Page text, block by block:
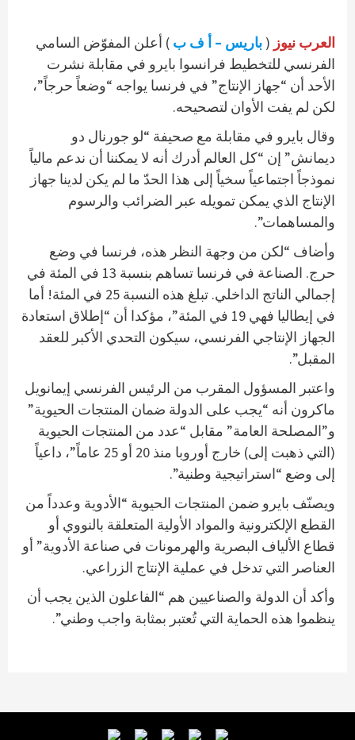
العرب نيوز ( باريس – أ ف ب ) أعلن المفوّض السامي
الفرنسي للتخطيط فرانسوا بايرو في مقابلة نشرت
الأحد أن “جهاز الإنتاج” في فرنسا يواجه “وضعاً حرجاً”،
لكن لم يفت الأوان لتصحيحه.
وقال بايرو في مقابلة مع صحيفة “لو جورنال دو
ديمانش” إن “كل العالم أدرك أنه لا يمكننا أن ندعم مالياً
نموذجاً اجتماعياً سخياً إلى هذا الحدّ ما لم يكن لدينا جهاز
الإنتاج الذي يمكن تمويله عبر الضرائب والرسوم
والمساهمات”.
وأضاف “لكن من وجهة النظر هذه، فرنسا في وضع
حرج. الصناعة في فرنسا تساهم بنسبة 13 في المئة في
إجمالي الناتج الداخلي. تبلغ هذه النسبة 25 في المئة! أما
في إيطاليا فهي 19 في المئة”، مؤكدا أن “إطلاق استعادة
الجهاز الإنتاجي الفرنسي، سيكون التحدي الأكبر للعقد
المقبل”.
واعتبر المسؤول المقرب من الرئيس الفرنسي إيمانويل
ماكرون أنه “يجب على الدولة ضمان المنتجات الحيوية”
و”المصلحة العامة” مقابل “عدد من المنتجات الحيوية
(التي ذهبت إلى) خارج أوروبا منذ 20 أو 25 عاماً”، داعياً
إلى وضع “استراتيجية وطنية”.
ويصنّف بايرو ضمن المنتجات الحيوية “الأدوية وعدداً من
القطع الإلكترونية والمواد الأولية المتعلقة بالنووي أو
قطاع الألياف البصرية والهرمونات في صناعة الأدوية” أو
العناصر التي تدخل في عملية الإنتاج الزراعي.
وأكد أن الدولة والصناعيين هم “الفاعلون الذين يجب أن
ينظموا هذه الحماية التي تُعتبر بمثابة واجب وطني”.